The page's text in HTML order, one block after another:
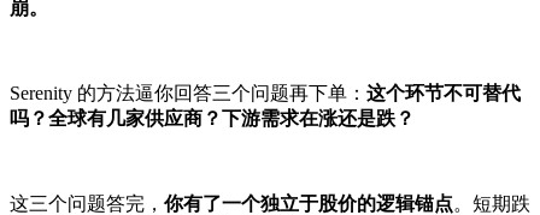
崩。
Serenity 的方法逼你回答三个问题再下单： 这个环节不可替代
吗？全球有几家供应商？下游需求在涨还是跌？
这三个问题答完， 你有了一个独立于股价的逻辑锚点。短期跌